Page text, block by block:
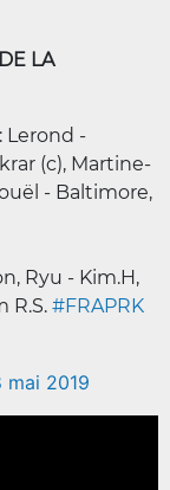
LA
-
(c), Martine-
- Baltimore,
Ryu - Kim.H,
R.S. #FRAPRK
mai 2019